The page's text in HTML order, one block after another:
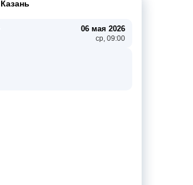
Казань
06 мая 2026
ср, 09:00